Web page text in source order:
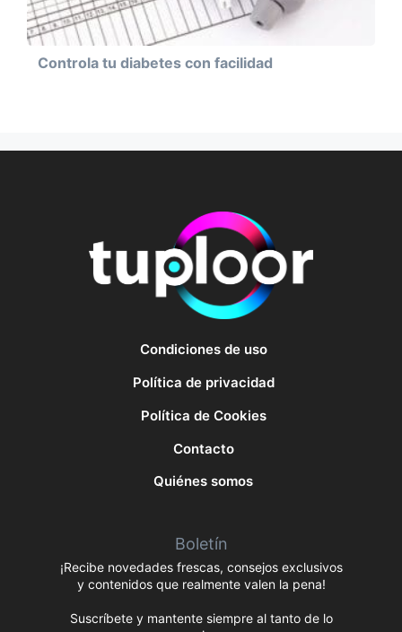
Controla tu diabetes con facilidad
Condiciones de uso
Política de privacidad
Política de Cookies
Contacto
Quiénes somos
Boletín
¡Recibe novedades frescas, consejos exclusivos
y contenidos que realmente valen la pena!
Suscríbete y mantente siempre al tanto de lo